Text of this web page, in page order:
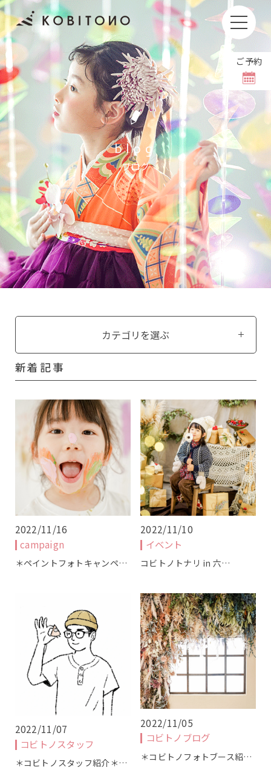
ご予約
KOBITONOについて
コンセプト
店舗について
スタッフ紹介
お子さまの撮影もしくはお着付けやヘアセットをキャン
セルされる場合、キャンセル料をいただいております。
撮影日の1週間前〜前日
11,000円(税込)
当日
36,000円(税込)
撮影日のご変更は【8日前まで】無料でホームペ
ージより可能です。
当日の体調不良などで変更される場合には、お手
数ですがお電話にてご連絡をお願いいたします。
＼ お問い合わせは公式LINEから ／
こちらから予約ができます
桜坂店 原店2F
原店3F ロケ
土日祝日は追加料金【＋5,500円(税込)】
10.11.12月は七五三撮影のお客様のみ
シーズン料金【＋5,500円(税込)】を頂戴いたしま
す。
blog
ブログ
カテゴリを選ぶ
新着記事
2022/11/16
campaign
＊ペイントフォトキャンペ…
2022/11/10
イベント
コビトノトナリ in 六…
2022/11/07
コビトノスタッフ
＊コビトノスタッフ紹介＊…
2022/11/05
コビトノブログ
＊コビトノフォトブース紹…